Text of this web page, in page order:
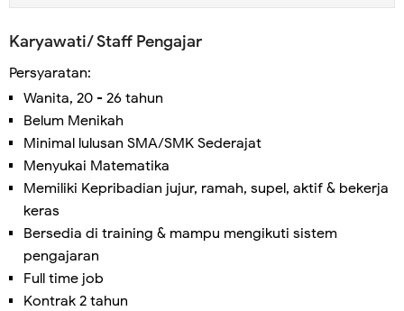
Karyawati/ Staff Pengajar
Persyaratan:
Wanita, 20 - 26 tahun
Belum Menikah
Minimal lulusan SMA/SMK Sederajat
Menyukai Matematika
Memiliki Kepribadian jujur, ramah, supel, aktif & bekerja
keras
Bersedia di training & mampu mengikuti sistem
pengajaran
Full time job
Kontrak 2 tahun